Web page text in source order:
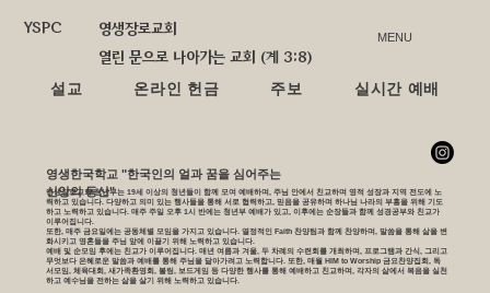
영생장로교회
설교 온라인 헌금 주보 실시간 예배
MENU
YSPC
열린 문으로 나아가는 교회 (계 3:8)
​영생한국학교 "한국인의 얼과 꿈을 심어주는
신앙의 동산"
영생장로교회 청년부는 19세 이상의 청년들이 함께 모여 예배하며, 주님 안에서 친교하며 영적 성장과 지역 전도에 노
력하고 있습니다. 다양하고 의미 있는 행사들을 통해 서로 협력하고, 믿음을 공유하며 하나님 나라의 부흥을 위해 기도
하고 노력하고 있습니다. 매주 주일 오후 1시 반에는 청년부 예배가 있고, 이후에는 순장들과 함께 성경공부와 친교가
이루어집니다.
또한, 매주 금요일에는 공동체별 모임을 가지고 있습니다. 열정적인 Faith 찬양팀과 함께 찬양하며, 말씀을 통해 삶을 변
화시키고 영혼들을 주님 앞에 이끌기 위해 노력하고 있습니다.
예배 및 순모임 후에는 친교가 이루어집니다. 매년 여름과 겨울, 두 차례의 수련회를 개최하며, 프로그램과 간식, 그리고
무엇보다 은혜로운 말씀과 예배를 통해 주님을 닮아가려고 노력합니다. 또한, 매월 HIM to Worship 금요찬양집회, 독
서모임, 체육대회, 새가족환영회, 볼링, 보드게임 등 다양한 행사를 통해 예배하고 친교하며, 각자의 삶에서 복음을 실천
하고 예수님을 전하는 삶을 살기 위해 노력하고 있습니다.